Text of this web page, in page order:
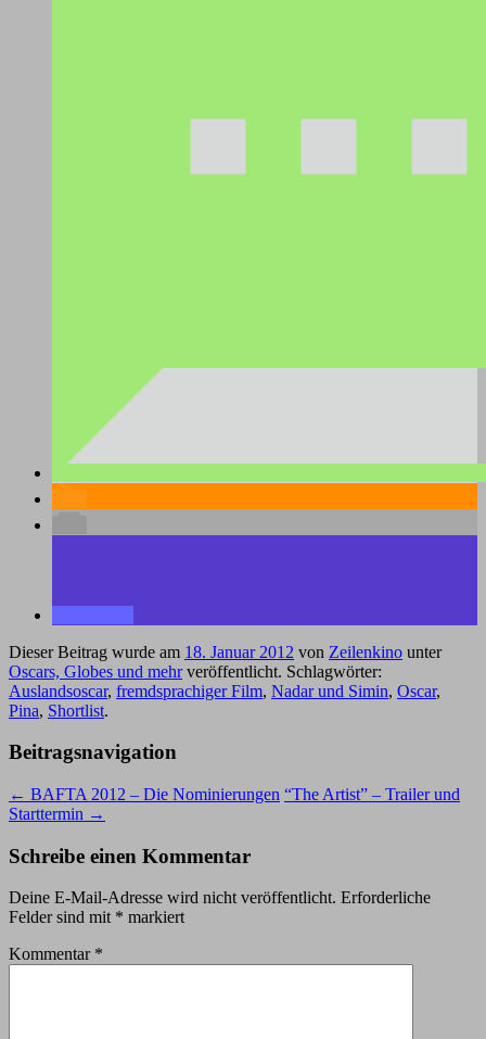
Dieser Beitrag wurde am 18. Januar 2012 von Zeilenkino unter
Oscars, Globes und mehrveröffentlicht. Schlagwörter:
Auslandsoscar, fremdsprachiger Film, Nadar und Simin, Oscar,
Pina, Shortlist.
Beitragsnavigation
← BAFTA 2012 – Die Nominierungen “The Artist” – Trailer und
Starttermin →
Schreibe einen Kommentar
Deine E-Mail-Adresse wird nicht veröffentlicht. Erforderliche
Felder sind mit * markiert
Kommentar *